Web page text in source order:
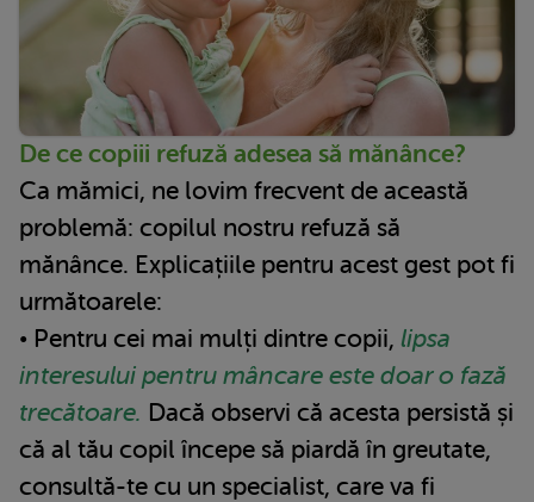
De ce copiii refuză adesea să mănânce?
Ca mămici, ne lovim frecvent de această
problemă: copilul nostru refuză să
mănânce. Explicațiile pentru acest gest pot fi
următoarele:
• Pentru cei mai mulți dintre copii, lipsa
interesului pentru mâncare este doar o fază
trecătoare. Dacă observi că acesta persistă și
că al tău copil începe să piardă în greutate,
consultă-te cu un specialist, care va fi